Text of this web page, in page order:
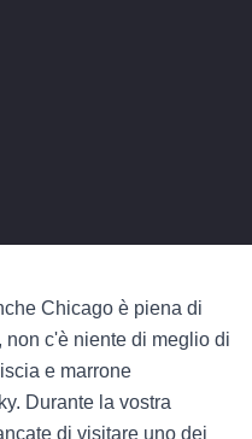
Chicago è piena di
non c'è niente di meglio di
e marrone
Durante la vostra
di visitare uno dei